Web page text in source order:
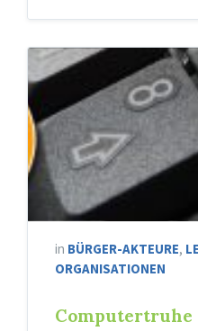
in BÜRGER-AKTEURE,
ORGANISATIONEN
Computertruhe